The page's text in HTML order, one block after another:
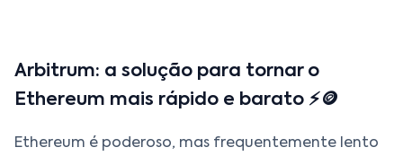
Arbitrum: a solução para tornar o
Ethereum mais rápido e barato ⚡🪙
Ethereum é poderoso, mas frequentemente lento